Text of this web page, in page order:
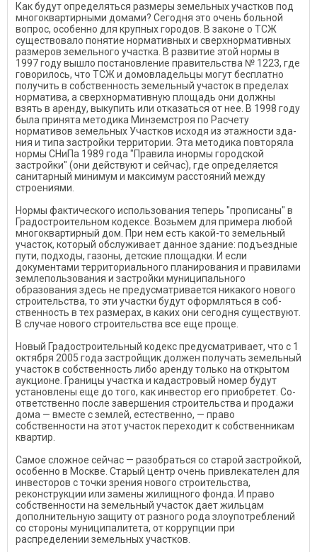
Как будут определяться разме­ры земельных участков под
мно­гоквартирными домами? Сегодня это очень больной
вопрос, осо­бенно для крупных городов. В за­коне о ТСЖ
существовало поня­тие нормативных и сверхнорма­тивных
размеров земельного уча­стка. В развитие этой нормы в
1997 году вышло постановление правительства № 1223, где
гово­рилось, что ТСЖ и домовладель­цы могут бесплатно
получить в собственность земельный участок в пределах
норматива, а сверхнор­мативную площадь они должны
взять в аренду, выкупить или от­казаться от нее. В 1998 году
была принята методика Минземстроя по Расчету
нормативов земельных Участков исходя из этажности зда­
ния и типа застройки территории. Эта методика повторяла
нормы СНиПа 1989 года "Правила инормы городской
застройки" (они действуют и сейчас), где оп­ределяется
санитарный минимум и максимум расстояний между
строениями.
Нормы фактического исполь­зования теперь "прописаны" в
Градостроительном кодексе. Возьмем для примера любой
мно­гоквартирный дом. При нем есть какой-то земельный
участок, ко­торый обслуживает данное зда­ние: подъездные
пути, подходы, газоны, детские площадки. И ес­ли
документами территориально­го планирования и правилами
землепользования и застройки муниципального
образования здесь не предусматривается ника­кого нового
строительства, то эти участки будут оформляться в соб­
ственность в тех размерах, в каких они сегодня существуют.
В случае нового строительства все еще проще.
Новый Градостроительный ко­декс предусматривает, что с 1
ок­тября 2005 года застройщик дол­жен получать земельный
участок в собственность либо аренду толь­ко на открытом
аукционе. Грани­цы участка и кадастровый номер будут
установлены еще до того, как инвестор его приобретет. Со­
ответственно после завершения строительства и продажи
дома — вместе с землей, естественно, — право
собственности на этот учас­ток переходит к собственникам
квартир.
Самое сложное сейчас — ра­зобраться со старой застройкой,
особенно в Москве. Старый центр очень привлекателен для
инвесторов с точки зрения ново­го строительства,
реконструкции или замены жилищного фонда. И право
собственности на зе­мельный участок дает жильцам
дополнительную защиту от раз­ного рода злоупотреблений
со стороны муниципалитета, от коррупции при
распределении земельных участков.